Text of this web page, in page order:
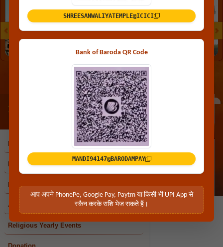
SHREESANWALIYATEMPLE@ICICI
Bank of Baroda QR Code
MANDI94147@BARODAMPAY
आप अपने PhonePe, Google Pay, Paytm या किसी भी UPI App से
स्कैन करके राशि भेज सकते हैं।
Latest News
Know More
History
Photo Gallery
Aarti/Pooja Timings
Religious Yearly Events